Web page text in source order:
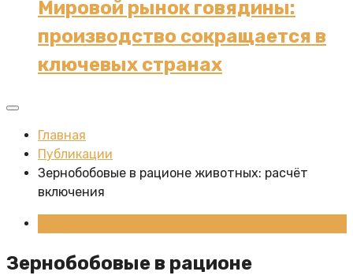
Мировой рынок говядины:
производство сокращается в
ключевых странах
Главная
Публикации
Зернобобовые в рационе животных: расчёт
включения
Зернобобовые в рационе